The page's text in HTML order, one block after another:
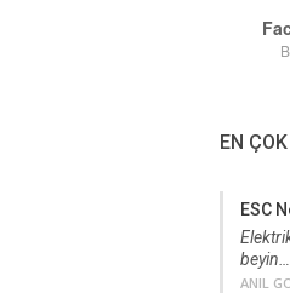
EN
ESC
beyin…
ANIL